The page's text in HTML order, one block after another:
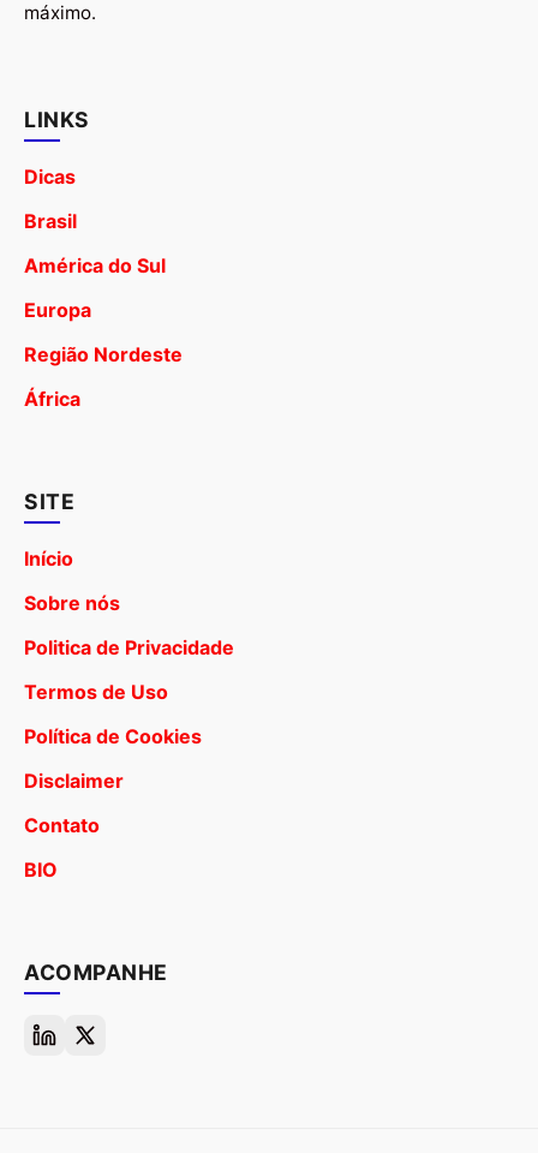
máximo.
LINKS
Dicas
Brasil
América do Sul
Europa
Região Nordeste
África
SITE
Início
Sobre nós
Politica de Privacidade
Termos de Uso
Política de Cookies
Disclaimer
Contato
BIO
ACOMPANHE